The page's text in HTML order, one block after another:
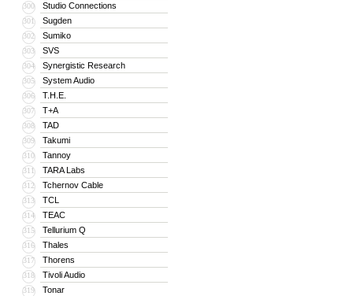
300 Studio Connections
301 Sugden
302 Sumiko
303 SVS
304 Synergistic Research
305 System Audio
306 T.H.E.
307 T+A
308 TAD
309 Takumi
310 Tannoy
311 TARA Labs
312 Tchernov Cable
313 TCL
314 TEAC
315 Tellurium Q
316 Thales
317 Thorens
318 Tivoli Audio
319 Tonar